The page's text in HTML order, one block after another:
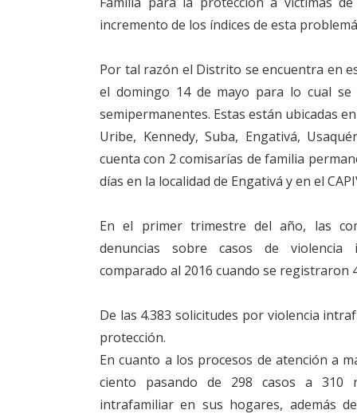
incremento de los índices de esta
Por tal razón el Distrito se encuentra en
el domingo 14 de mayo para lo cual se
semipermanentes. Estas están ubicadas
Uribe, Kennedy, Suba, Engativá,
cuenta con 2 comisarías de familia
días en la localidad de Engativá y en el
En el primer trimestre del año, las
denuncias sobre casos de violencia
comparado al 2016 cuando se registraron
De las 4.383 solicitudes por violencia
protección.
En cuanto a los procesos de atención a
ciento pasando de 298 casos a 310
intrafamiliar en sus hogares, además